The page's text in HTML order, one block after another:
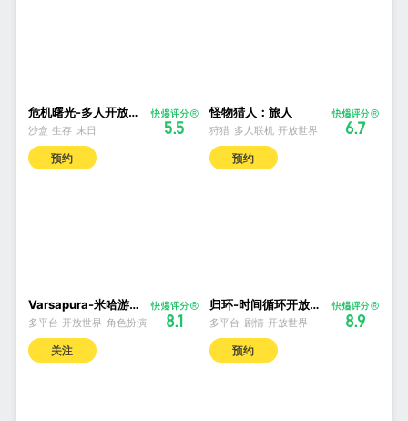
危机曙光-多人开放世界生存
沙盒 生存 末日 5.5
预约
怪物猎人：旅人
狩猎 多人联机 开放世界 6.7
预约
Varsapura-米哈游旗舰新游
多平台 开放世界 角色扮演 8.1
关注
归环-时间循环开放世界
多平台 剧情 开放世界 8.9
预约